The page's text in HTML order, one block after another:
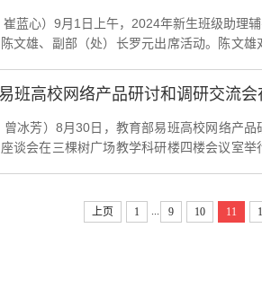
崔蓝心）9月1日上午，2024年新生班级助理
陈文雄、副部（处）长罗元出席活动。陈文
变和个体向集体的聚变；三是要收获自己三
班高校网络产品研讨和调研交流
曾冰芳）8月30日，教育部易班高校网络产
谈会在三棵树广场教学科研楼四楼会议室
上页 1 9 10 11